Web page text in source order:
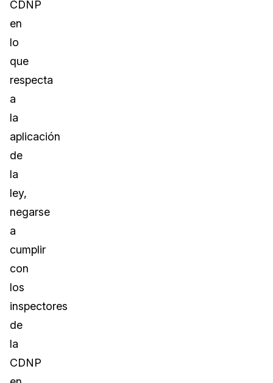
CDNP
en
lo
que
respecta
a
la
aplicación
de
la
ley,
negarse
a
cumplir
con
los
inspectores
de
la
CDNP